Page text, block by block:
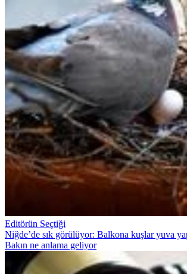
Editörün Seçtiği
Niğde’de sık görülüyor: Balkona kuşlar yuva
Bakın ne anlama geliyor